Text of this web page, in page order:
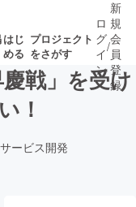
はじ
める
プロジェクト
をさがす
クト
されます
ロ
グ
イ
ン
/
新
規
会
員
登
録
戦」を受け
！
ービス開発